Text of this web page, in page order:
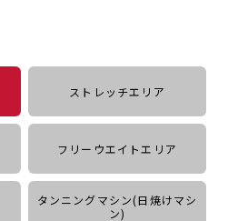
店舗情報・サービス
入会方法
店舗を探す
ストレッチエリア
フリーウエイトエリア
タンニングマシン(日焼けマシ
ン)